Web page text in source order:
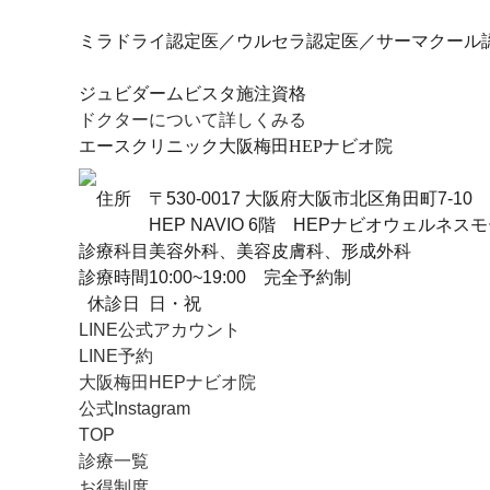
ミラドライ認定医／ウルセラ認定医／サーマクール
ジュビダームビスタ施注資格
ドクターについて詳しくみる
エースクリニック大阪梅田HEPナビオ院
住所
〒530-0017 大阪府大阪市北区角田町7-10
HEP NAVIO 6階 HEPナビオウェルネス
診療科目 美容外科、美容皮膚科、形成外科
診療時間10:00~19:00 完全予約制
休診日
日・祝
LINE公式アカウント
LINE予約
大阪梅田HEPナビオ院
公式Instagram
TOP
診療一覧